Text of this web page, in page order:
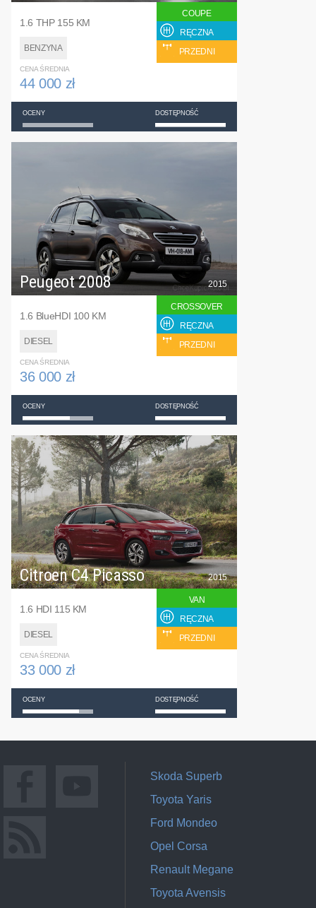
1.6 THP 155 KM
BENZYNA
COUPE
RĘCZNA
PRZEDNI
CENA ŚREDNIA
44 000 zł
OCENY DOSTĘPNOŚĆ
Peugeot 2008
1.6 BlueHDI 100 KM
DIESEL
2015
CROSSOVER
RĘCZNA
PRZEDNI
CENA ŚREDNIA
36 000 zł
OCENY DOSTĘPNOŚĆ
Citroen C4 Picasso
1.6 HDI 115 KM
DIESEL
2015
VAN
RĘCZNA
PRZEDNI
CENA ŚREDNIA
33 000 zł
OCENY DOSTĘPNOŚĆ
Skoda Superb
Toyota Yaris
Ford Mondeo
Opel Corsa
Renault Megane
Toyota Avensis